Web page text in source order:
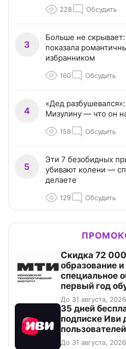
228 Обсудить
3
Больше не
показала
избранником
160 Обсудить
4
«Дед
Мизулину — что он
158 Обсудить
5
Эти 7 безобидных
убивают колени —
делаете
129 Обсудить
Скидка 72
образование
специальное
первый год
До 31 августа, 2026
35 дней
подписке Иви
пользователей
До 31 августа, 2026